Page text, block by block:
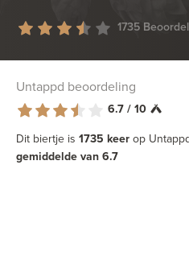
1735
Untappd beoordeling
6.7 / 10
Dit biertje is 1735 keer op
gemiddelde van 6.7